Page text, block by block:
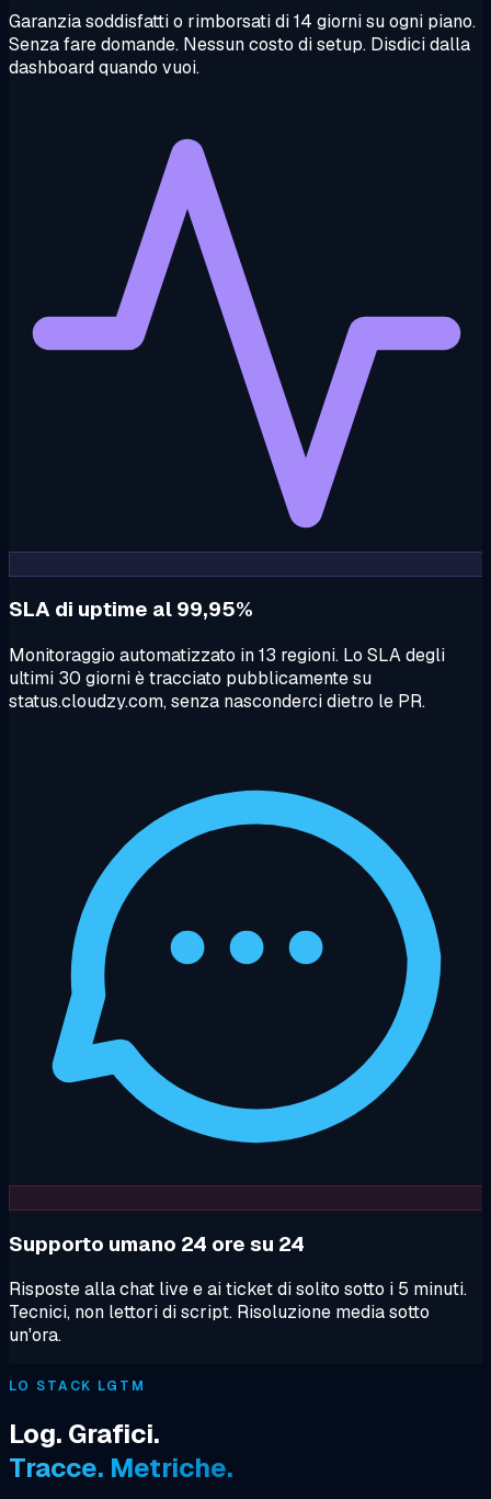
Garanzia soddisfatti o rimborsati di 14 giorni su ogni piano.
Senza fare domande. Nessun costo di setup. Disdici dalla
dashboard quando vuoi.
SLA di uptime al 99,95%
Monitoraggio automatizzato in 13 regioni. Lo SLA degli
ultimi 30 giorni è tracciato pubblicamente su
status.cloudzy.com, senza nasconderci dietro le PR.
Supporto umano 24 ore su 24
Risposte alla chat live e ai ticket di solito sotto i 5 minuti.
Tecnici, non lettori di script. Risoluzione media sotto
un'ora.
LO STACK LGTM
Log. Grafici.
Tracce. Metriche.